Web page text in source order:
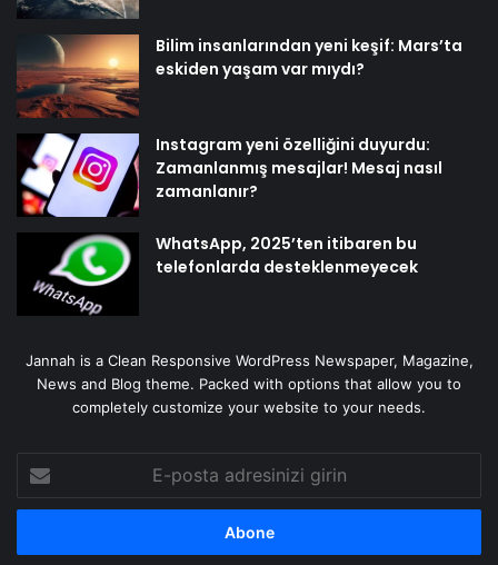
Bilim insanlarından yeni keşif: Mars’ta
eskiden yaşam var mıydı?
Instagram yeni özelliğini duyurdu:
Zamanlanmış mesajlar! Mesaj nasıl
zamanlanır?
WhatsApp, 2025’ten itibaren bu
telefonlarda desteklenmeyecek
Jannah is a Clean Responsive WordPress Newspaper, Magazine,
News and Blog theme. Packed with options that allow you to
completely customize your website to your needs.
posta
adresinizi